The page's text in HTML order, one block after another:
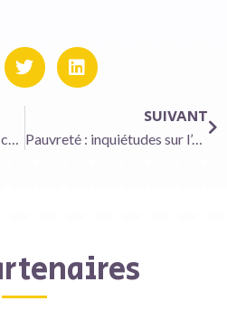
Stellantis précise le grand chambardement à venir de son réseau de vente
SUIVANT
Pauvreté : inquiétudes sur l’efficacité des revalorisations de prestations